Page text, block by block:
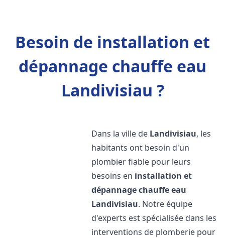
Besoin de installation et
dépannage chauffe eau
Landivisiau ?
Dans la ville de Landivisiau, les
habitants ont besoin d'un
plombier fiable pour leurs
besoins en installation et
dépannage chauffe eau
Landivisiau. Notre équipe
d'experts est spécialisée dans les
interventions de plomberie pour